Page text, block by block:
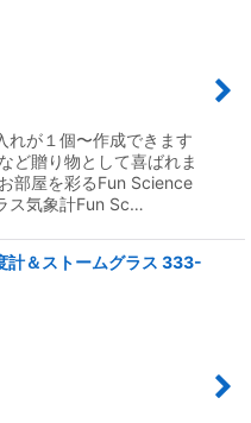
れが１個〜作成できます
ど贈り物として喜ばれま
部屋を彩るFun Science
ス気象計Fun Sc…
計＆ストームグラス 333-